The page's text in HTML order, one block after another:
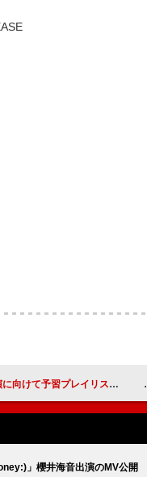
て予習プレイリストが公開
」櫻井海音出演のMV公開